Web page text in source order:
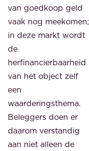
van goedkoop geld
vaak nog meekomen;
in deze markt wordt
de
herfinancierbaarheid
van het object zelf
een
waarderingsthema.
Beleggers doen er
daarom verstandig
aan niet alleen de